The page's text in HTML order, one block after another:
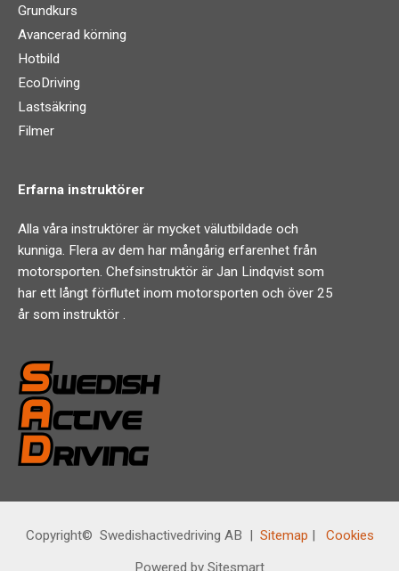
Grundkurs
Avancerad körning
Hotbild
EcoDriving
Lastsäkring
Filmer
Erfarna instruktörer
Alla våra instruktörer är mycket välutbildade och
kunniga. Flera av dem har mångårig erfarenhet från
motorsporten. Chefsinstruktör är Jan Lindqvist som
har ett långt förflutet inom motorsporten och över 25
år som instruktör .
Copyright© Swedishactivedriving AB | Sitemap | Cookies
Powered by Sitesmart